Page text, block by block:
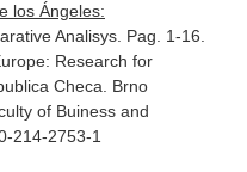
los Ángeles:
Analisys. Pag. 1-16.
Research for
Checa. Brno
of Buiness and
214-2753-1